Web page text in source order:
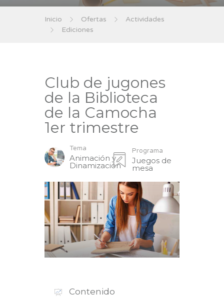
Inicio Ofertas
Actividades
Ediciones
Club de jugones
de la Biblioteca
de la Camocha
1er trimestre
Tema
Animación y
Dinamización
Programa
Juegos de
mesa
Contenido